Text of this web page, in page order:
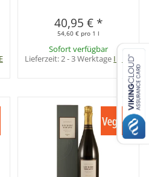
40,95 € *
54,60 € pro 1 l
Sofort verfügbar
Lieferzeit: 2 - 3 Werktage In DE